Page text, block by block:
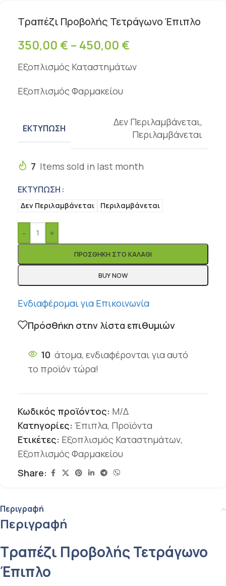
Τραπέζι Προβολής Τετράγωνο Έπιπλο
350,00 € – 450,00 €
Εξοπλισμός Καταστημάτων
Εξοπλισμός Φαρμακείου
ΕΚΤΎΠΩΣΗ
Δεν Περιλαμβάνεται,
Περιλαμβάνεται
7 Items sold in last month
ΕΚΤΎΠΩΣΗ
Δεν Περιλαμβάνεται Περιλαμβάνεται
- +
ΠΡΟΣΘΉΚΗ ΣΤΟ ΚΑΛΆΘΙ
BUY NOW
Ενδιαφέρομαι για Επικοινωνία
Πρόσθήκη στην λίστα επιθυμιών
10 άτομα, ενδιαφέρονται για αυτό
το προϊόν τώρα!
Κωδικός προϊόντος: Μ/Δ
Κατηγορίες: Έπιπλα, Προϊόντα
Ετικέτες: Εξοπλισμός Καταστημάτων,
Εξοπλισμός Φαρμακείου
Share:
Περιγραφή
Περιγραφή
Τραπέζι Προβολής Τετράγωνο
Έπιπλο